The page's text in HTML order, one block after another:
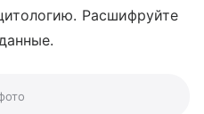
Расшифруйте